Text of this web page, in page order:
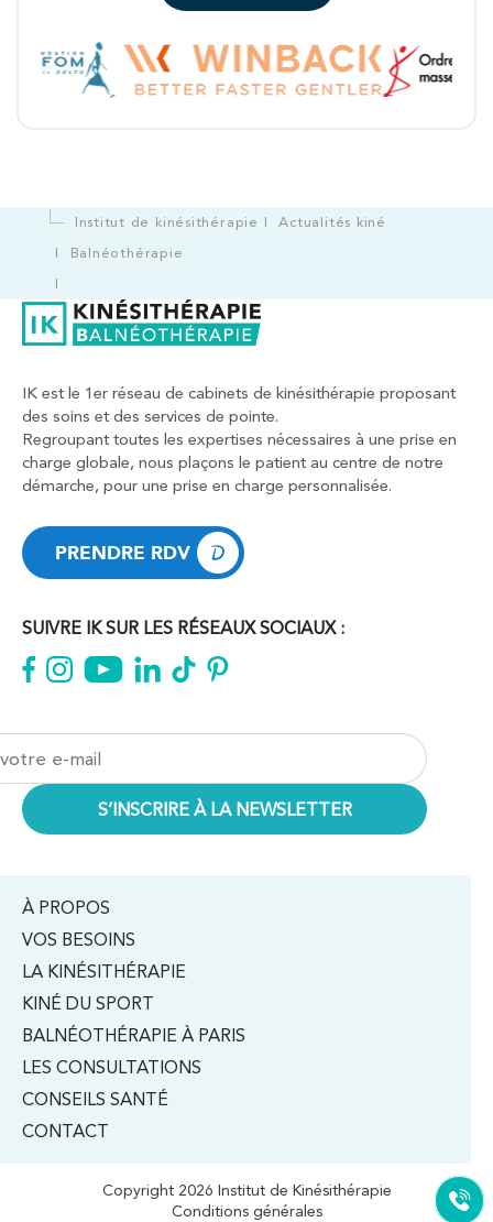
Institut de kinésithérapie
Actualités kiné
Balnéothérapie
IK est le 1er réseau de cabinets de kinésithérapie proposant
des soins et des services de pointe.
Regroupant toutes les expertises nécessaires à une prise en
charge globale, nous plaçons le patient au centre de notre
démarche, pour une prise en charge personnalisée.
PRENDRE RDV
SUIVRE IK SUR LES RÉSEAUX SOCIAUX :
À PROPOS
VOS BESOINS
LA KINÉSITHÉRAPIE
KINÉ DU SPORT
BALNÉOTHÉRAPIE À PARIS
LES CONSULTATIONS
CONSEILS SANTÉ
CONTACT
Copyright 2026 Institut de Kinésithérapie
Conditions générales